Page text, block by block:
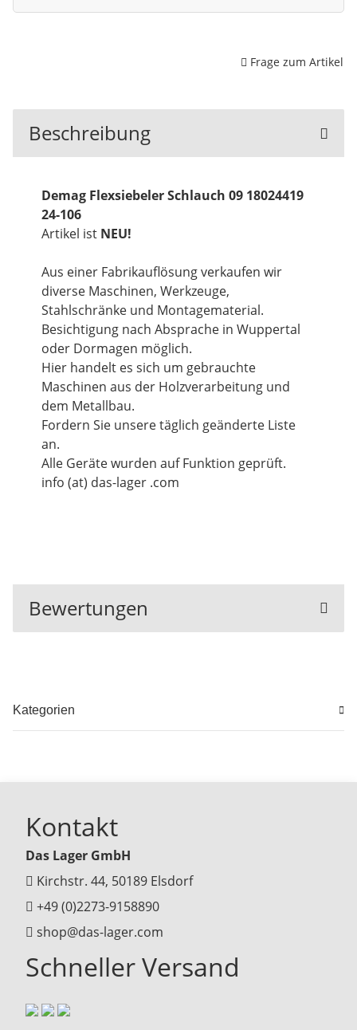
Frage zum Artikel
Beschreibung
Demag Flexsiebeler Schlauch 09 18024419
24-106
Artikel ist NEU!
Aus einer Fabrikauflösung verkaufen wir
diverse Maschinen, Werkzeuge,
Stahlschränke und Montagematerial.
Besichtigung nach Absprache in Wuppertal
oder Dormagen möglich.
Hier handelt es sich um gebrauchte
Maschinen aus der Holzverarbeitung und
dem Metallbau.
Fordern Sie unsere täglich geänderte Liste
an.
Alle Geräte wurden auf Funktion geprüft.
info (at) das-lager .com
Bewertungen
Kategorien
Kontakt
Das Lager GmbH
Kirchstr. 44, 50189 Elsdorf
+49 (0)2273-9158890
shop@das-lager.com
Schneller Versand